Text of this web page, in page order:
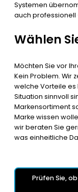
Systemen
auch professionell
Wählen
Möchten Sie vor
Kein Problem. Wir
welche Vorteile es
Situation sinnvoll
Markensortiment
Marke wissen
wir beraten Sie
was einheitliche
Prüfen Sie,